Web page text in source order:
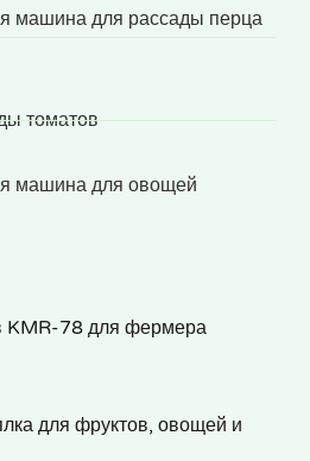
машина для рассады перца
томатов
машина для овощей
KMR-78 для фермера
для фруктов, овощей и